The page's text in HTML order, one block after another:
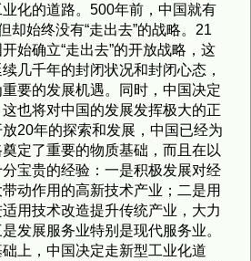
化的道路。500年前，中国就有
却始终没有“走出去”的战略。21
始确立“走出去”的开放战略，这
几千年的封闭状况和封闭心态，
要的发展机遇。同时，中国决定
也将对中国的发展发挥极大的正
20年的探索和发展，中国已经为
定了重要的物质基础，而且在以
宝贵的经验：一是积极发展对经
动作用的高新技术产业；二是用
用技术改造提升传统产业，大力
发展服务业特别是现代服务业。
上，中国决定走新型工业化道